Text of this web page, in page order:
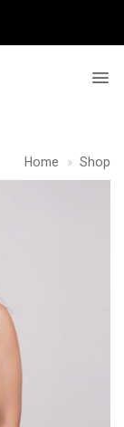
content
Home » Shop